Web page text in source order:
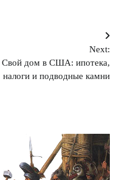
Next:
Свой дом в США: ипотека,
налоги и подводные камни